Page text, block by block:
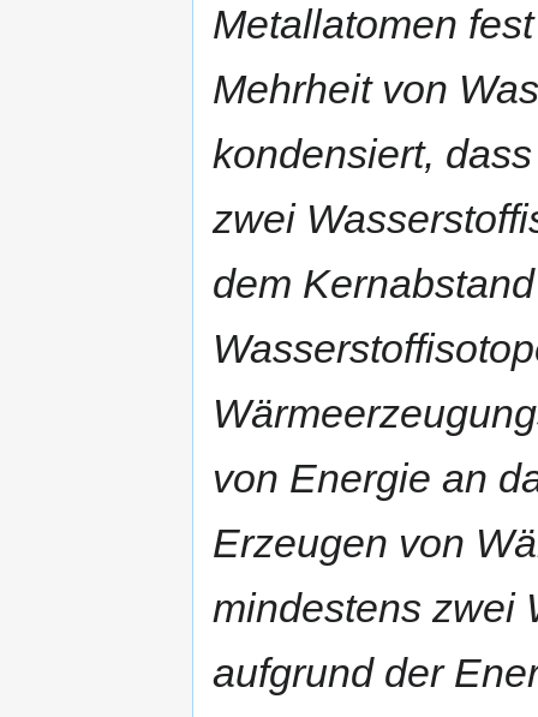
Metallatomen
Mehrheit von
kondensiert,
zwei
dem
von Energie an
Erzeugen von
mindestens zwei
aufgrund der